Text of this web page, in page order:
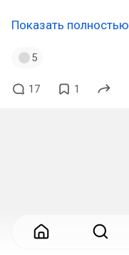
Показать полностью
5
17 1